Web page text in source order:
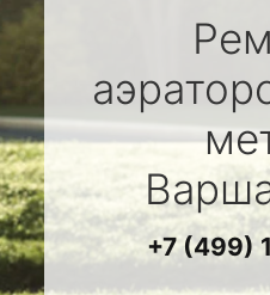
+7 (499)